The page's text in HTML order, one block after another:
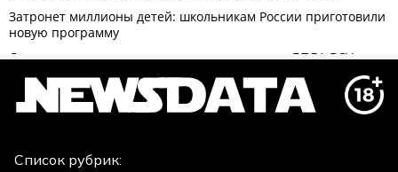
Список рубрик: